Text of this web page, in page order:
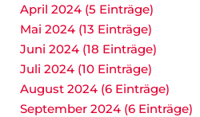
April 2024 (5 Einträge)
Mai 2024 (13 Einträge)
Juni 2024 (18 Einträge)
Juli 2024 (10 Einträge)
August 2024 (6 Einträge)
September 2024 (6 Einträge)